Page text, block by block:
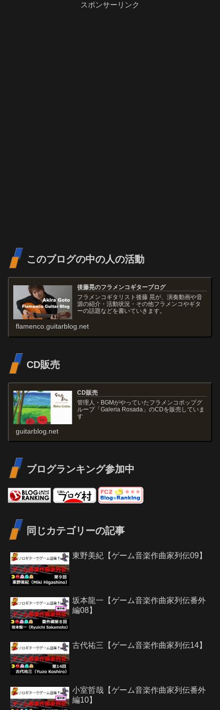
スポンサーリンク
このブログの中の人の活動
後藤晃のフラメンコギターブログ
フラメンコギタリスト後藤 晃が、演奏動画や音
源の紹介・活動状況・その他フラメンコやギタ
ーの話題などを書いていきます。
flamenco.guitarblog.net
CD販売
CD販売
管理人・BGMがやっていたフラメンコポップグ
ループ「Galeria Rosada」のCDを販売していま
す
guitarblog.net
ブログランキング参加中
同じカテゴリーの記事
東野美紀【ゲーム音楽作曲家列伝09】
坂本龍一【ゲーム音楽作曲家列伝番外
編08】
古代祐三【ゲーム音楽作曲家列伝14】
小室哲哉【ゲーム音楽作曲家列伝番外
編10】